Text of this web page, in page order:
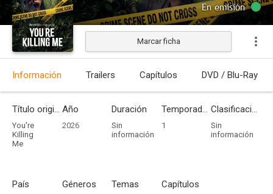
En emisión
Marcar ficha
Información Trailers Capítulos DVD / Blu-Ray
Título original
You're
Killing
Me
Año
2026
Duración
Sin
información
Temporadas
1
Clasificación por edades
Sin
información
País Géneros Temas Capítulos